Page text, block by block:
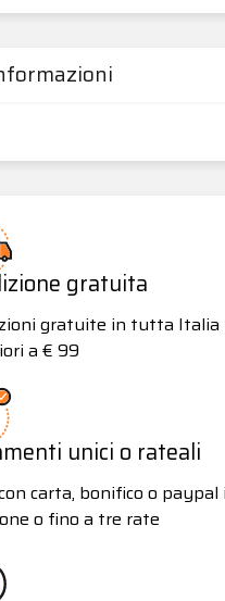
gratuita
gratuite in tutta Italia
a € 99
unici o rateali
carta, bonifico o paypal
o fino a tre rate